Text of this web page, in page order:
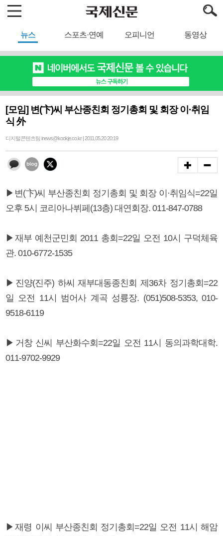
뉴스 스포츠·연예 오피니언 동영상
[모임] 변(卞)씨 부산종친회 정기총회 및 회장 이·취임
식 外
디지털콘텐츠팀 inews@kookje.co.kr | 2011.05.20 20:19
▶변(卞)씨 부산종친회 정기총회 및 회장 이·취임식=22일
오후 5시 코리아나뷔페(13층) 대연회장. 011-847-0788
▶재부 예천군민회 2011 총회=22일 오전 10시 구덕체육
관. 010-6772-1535
▶진양(진주) 하씨 재부대동종친회 제36차 정기총회=22
일 오전 11시 범어사 계곡 성륭장. (051)508-5353, 010-
9518-6119
▶거창 신씨 부산화수회=22일 오전 11시 동의과학대학.
011-9702-9929
▶재령 이씨 부산종친회 정기총회=22일 오전 11시 해암